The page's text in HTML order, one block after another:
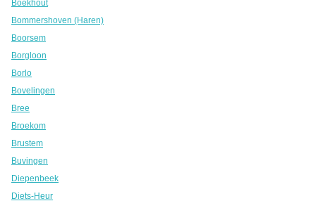
Boekhout
Bommershoven (Haren)
Boorsem
Borgloon
Borlo
Bovelingen
Bree
Broekom
Brustem
Buvingen
Diepenbeek
Diets-Heur